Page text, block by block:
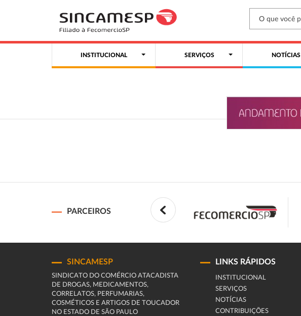
INSTITUCIONAL SERVIÇOS NOTÍCIAS
PARCEIROS
SINCAMESP
SINDICATO DO COMÉRCIO ATACADISTA
DE DROGAS, MEDICAMENTOS,
CORRELATOS, PERFUMARIAS,
COSMÉTICOS E ARTIGOS DE TOUCADOR
NO ESTADO DE SÃO PAULO
LINKS RÁPIDOS
INSTITUCIONAL
SERVIÇOS
NOTÍCIAS
CONTRIBUIÇÕES